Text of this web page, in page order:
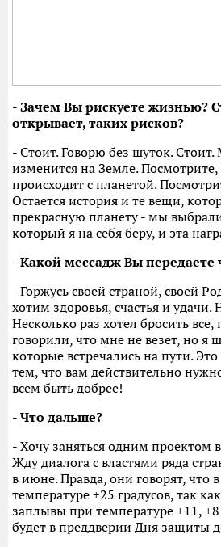
- Зачем Вы рискуете жизнью?
открывает, таких рисков?
- Стоит. Говорю без шуток.
изменится на Земле.
происходит с планетой.
Остается история и те вещи,
прекрасную планету - мы
который я на себя беру, и эта
- Какой мессадж Вы передаете
- Горжусь своей страной, своей
хотим здоровья, счастья и
Несколько раз хотел бросить
говорили, что мне не везет, но я
которые встречались на пути.
тем, что вам действительно
всем быть добрее!
- Что дальше?
- Хочу заняться одним проектом
Жду диалога с властями ряда
в июне. Правда, они говорят, что
температуре +25 градусов, так
заплывы при температуре +11, +8
будет в преддверии Дня защиты